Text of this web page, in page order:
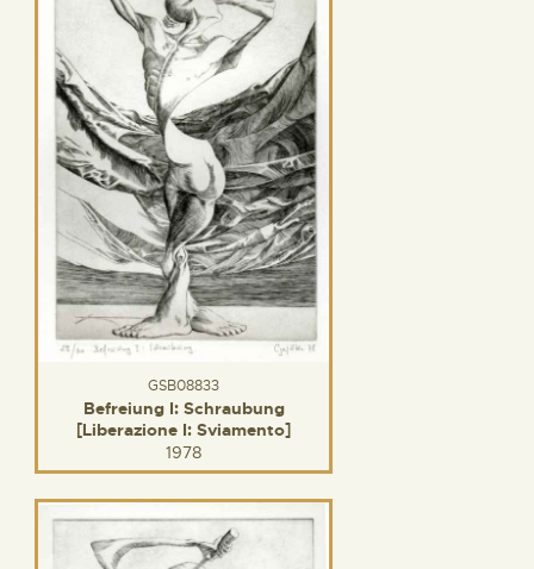
GSB08833
Befreiung I: Schraubung
[Liberazione I: Sviamento]
1978